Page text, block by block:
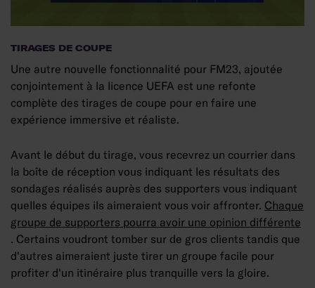
TIRAGES DE COUPE
Une autre nouvelle fonctionnalité pour FM23, ajoutée
conjointement à la licence UEFA est une refonte
complète des tirages de coupe pour en faire une
expérience immersive et réaliste.
Avant le début du tirage, vous recevrez un courrier dans
la boîte de réception vous indiquant les résultats des
sondages réalisés auprès des supporters vous indiquant
quelles équipes ils aimeraient vous voir affronter. Chaque
groupe de supporters pourra avoir une opinion différente
. Certains voudront tomber sur de gros clients tandis que
d'autres aimeraient juste tirer un groupe facile pour
profiter d'un itinéraire plus tranquille vers la gloire.